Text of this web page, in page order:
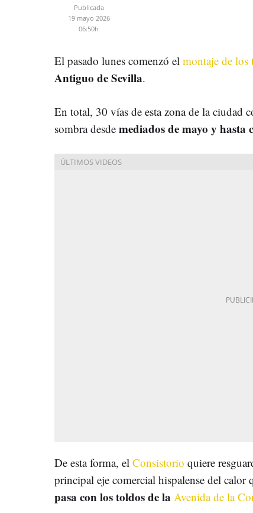
Publicada
19 mayo 2026
06:50h
El pasado lunes comenzó el montaje de los
Antiguo de Sevilla.
En total, 30 vías de esta zona de la ciudad
sombra desde mediados de mayo y hasta
De esta forma, el Consistorio quiere
principal eje comercial hispalense del calor
pasa con los toldos de la Avenida de la